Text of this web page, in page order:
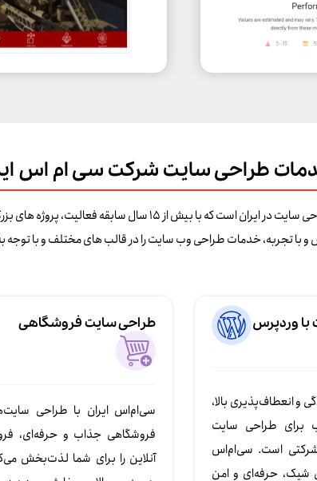
طراحی سایت شرکت سی ام اس
شرکت سی ام اس ایران یکی از قدیمی ترین و معتبرترین شرکت های
تجربه، خدمات طراحی وب سایت را در قالب های مختلف و با توجه
وردپرس
و انعطاف‌پذیری بالا،
برای طراحی سایت‌
است. سی‌ام‌اس
شیک، حرفه‌ای و امن
طراحی سایت فروشگاهی
سی‌ام‌اس ایران با طراحی
فروشگاهی جذاب و حرفه‌ای،
آنلاین را برای شما لذت‌بخش